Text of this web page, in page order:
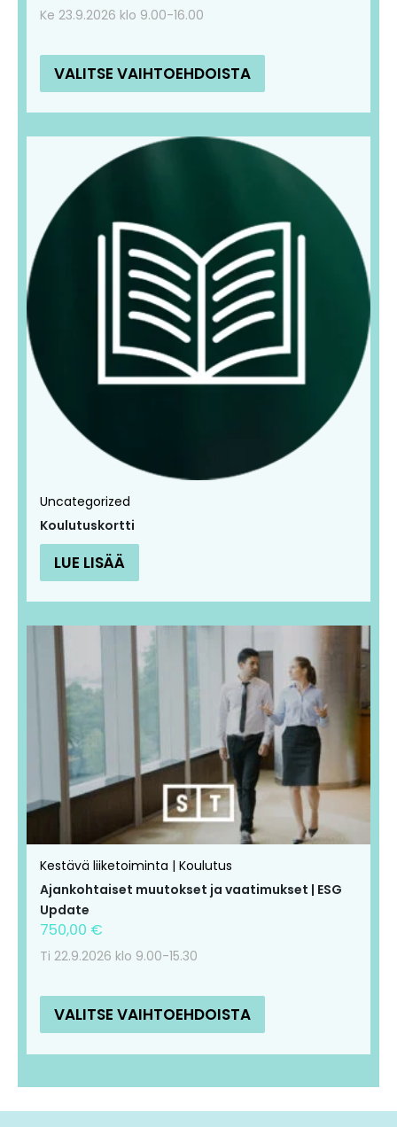
Ke 23.9.2026 klo 9.00-16.00
VALITSE VAIHTOEHDOISTA
Uncategorized
Koulutuskortti
LUE LISÄÄ
Kestävä liiketoiminta | Koulutus
Ajankohtaiset muutokset ja vaatimukset | ESG
Update
750,00 €
Ti 22.9.2026 klo 9.00-15.30
VALITSE VAIHTOEHDOISTA